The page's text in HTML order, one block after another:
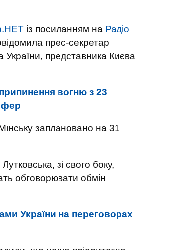
із посиланням на Радіо
прес-секретар
України, представника Києва
вогню з 23
заплановано на 31
зі свого боку,
обговорювати обмін
України на переговорах